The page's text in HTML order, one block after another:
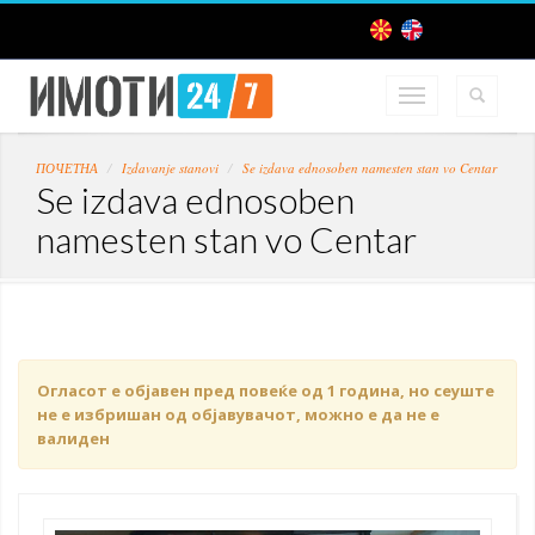
ПОЧЕТНА Izdavanje stanovi Se izdava ednosoben namesten stan vo Centar
Se izdava ednosoben
namesten stan vo Centar
Огласот е објавен пред повеќе од 1 година, но сеуште
не е избришан од објавувачот, можно е да не е
валиден